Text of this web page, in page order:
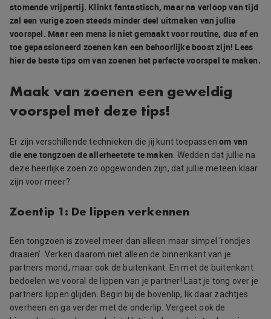
stomende vrijpartij. Klinkt fantastisch, maar na verloop van tijd
zal een vurige zoen steeds minder deel uitmaken van jullie
voorspel. Maar een mens is niet gemaakt voor routine, dus af en
toe gepassioneerd zoenen kan een behoorlijke boost zijn! Lees
hier de beste tips om van zoenen het perfecte voorspel te maken.
Maak van zoenen een geweldig
voorspel met deze tips!
Er zijn verschillende technieken die jij kunt toepassenom van
die ene tongzoen de allerheetste te maken . Wedden dat jullie na
deze heerlijke zoen zo opgewonden zijn, dat jullie meteen klaar
zijn voor meer?
Zoentip 1: De lippen verkennen
Een tongzoen is zoveel meer dan alleen maar simpel ‘rondjes
draaien’. Verken daarom niet alleen de binnenkant van je
partners mond, maar ook de buitenkant. En met de buitenkant
bedoelen we vooral de lippen van je partner! Laat je tong over je
partners lippen glijden. Begin bij de bovenlip, lik daar zachtjes
overheen en ga verder met de onderlip. Vergeet ook de